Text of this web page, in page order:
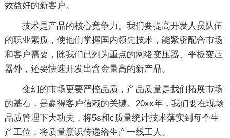
效益好的新客户。
技术是产品的核心竞争力。我们要提高开发人员队伍
的职业素质，使他们掌握国内领先技术，能紧密配合市场
和客户需要，除我们已列为重点的网络变压器、平板变压
器外，还要快速开发出含金量高的新产品。
变幻的市场更要严控品质，产品质量是我们拓展市场
的基石，是赢得客户信赖的关键。20xx年，我们要在现场
品质管理下大功夫，将5s和c质量统计技术落实到每个生
产工位，将质量意识传递给生产一线工人。